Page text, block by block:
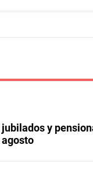
jubilados y
agosto